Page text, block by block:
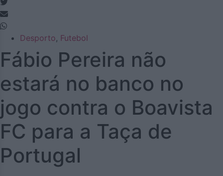
Desporto, Futebol
Fábio Pereira não
estará no banco no
jogo contra o Boavista
FC para a Taça de
Portugal